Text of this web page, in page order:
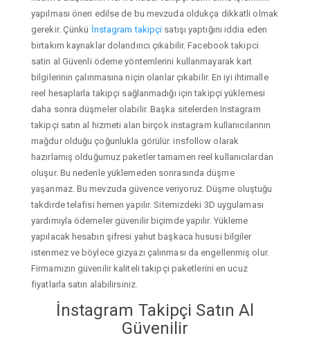
yapılması öneri edilse de bu mevzuda oldukça dikkatli olmak
gerekir. Çünkü İnstagram takipçi satışı yaptığını iddia eden
birtakım kaynaklar dolandırıcı çıkabilir. Facebook takipci
satin al Güvenli ödeme yöntemlerini kullanmayarak kart
bilgilerinin çalınmasına niçin olanlar çıkabilir. En iyi ihtimalle
reel hesaplarla takipçi sağlanmadığı için takipçi yüklemesi
daha sonra düşmeler olabilir. Başka sitelerden Instagram
takipçi satın al hizmeti alan birçok instagram kullanıcılarının
mağdur olduğu çoğunlukla görülür. insfollow olarak
hazırlamış olduğumuz paketler tamamen reel kullanıcılardan
oluşur. Bu nedenle yüklemeden sonrasında düşme
yaşanmaz. Bu mevzuda güvence veriyoruz. Düşme oluştuğu
takdirde telafisi hemen yapılır. Sitemizdeki 3D uygulaması
yardımıyla ödemeler güvenilir biçimde yapılır. Yükleme
yapılacak hesabın şifresi yahut başkaca hususi bilgiler
istenmez ve böylece gizyazı çalınması da engellenmiş olur.
Firmamızın güvenilir kaliteli takipçi paketlerini en ucuz
fiyatlarla satın alabilirsiniz.
İnstagram Takipçi Satın Al
Güvenilir